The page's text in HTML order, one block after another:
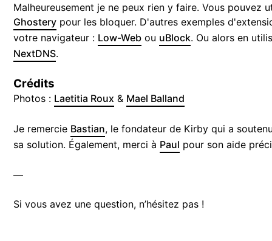
Malheureusement je ne peux rien y faire. Vous pouvez
Ghostery pour les bloquer. D'autres exemples
votre navigateur : Low-Web ou uBlock. Ou alors en
NextDNS.
Crédits
Photos : Laetitia Roux & Mael Balland
Je remercie Bastian, le fondateur de Kirby qui a
sa solution. Également, merci à Paul pour son aide
—
Si vous avez une question, n’hésitez pas !